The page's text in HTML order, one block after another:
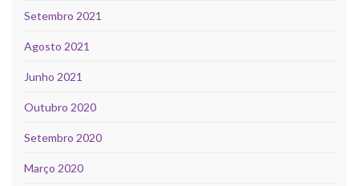
Setembro 2021
Agosto 2021
Junho 2021
Outubro 2020
Setembro 2020
Março 2020